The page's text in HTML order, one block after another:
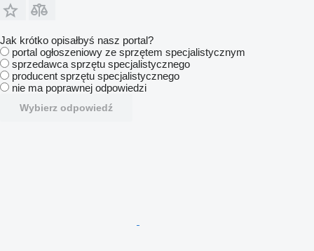
Jak krótko opisałbyś nasz portal?
portal ogłoszeniowy ze sprzętem specjalistycznym
sprzedawca sprzętu specjalistycznego
producent sprzętu specjalistycznego
nie ma poprawnej odpowiedzi
Wybierz odpowiedź